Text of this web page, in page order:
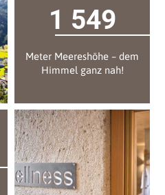
1 550
Meter Meereshöhe – dem
Himmel ganz nah!